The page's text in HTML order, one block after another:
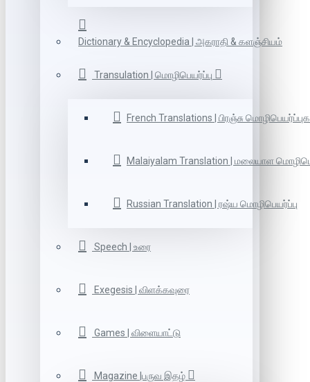
Dictionary & Encyclopedia | அகராதி & களஞ்சியம்
Transulation | மொழிபெயர்ப்பு
French Translations | பிரஞ்சு
Malaiyalam Translation | மலையாள
Russian Translation | ரஷ்ய மொழிபெயர்ப்பு
Speech | உரை
Exegesis | விளக்கவுரை
Games | விளையாட்டு
Magazine |பருவ இதழ்